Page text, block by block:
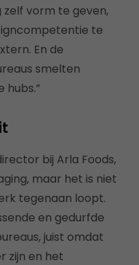
zelf vorm te geven,
te
En de
smelten
hubs.”
bij Arla Foods,
maar het is niet
tegenaan loopt.
en gedurfde
juist omdat
zijn en het